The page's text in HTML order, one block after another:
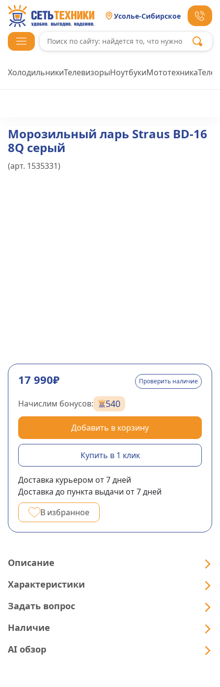
Усолье-Сибирское
ХолодильникиТелевизорыНоутбукиМототехника
Морозильный ларь Straus BD-16
8Q серый
(арт. 1535331)
17 990₽ Проверить наличие
Начислим бонусов: 540
Добавить в корзину
Купить в 1 клик
Доставка курьером от 7дней
Доставка до пункта выдачи от 7дней
В избранное
Описание
Характеристики
Задать вопрос
Наличие
AI обзор